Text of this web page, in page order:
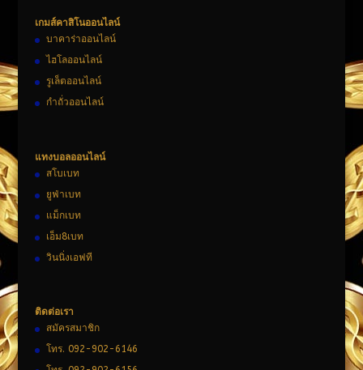
เกมส์คาสิโนออนไลน์
บาคาร่าออนไลน์
ไฮโลออนไลน์
รูเล็ตออนไลน์
กำถั่วออนไลน์
แทงบอลออนไลน์
สโบเบท
ยูฟ่าเบท
แม็กเบท
เอ็ม8เบท
วินนิ่งเอฟที
ติดต่อเรา
สมัครสมาชิก
โทร. 092-902-6146